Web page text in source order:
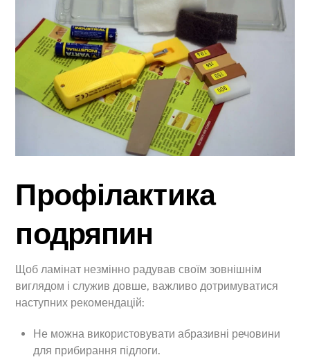
Профілактика
подряпин
Щоб ламінат незмінно радував своїм зовнішнім
виглядом і служив довше, важливо дотримуватися
наступних рекомендацій:
Не можна використовувати абразивні речовини
для прибирання підлоги.